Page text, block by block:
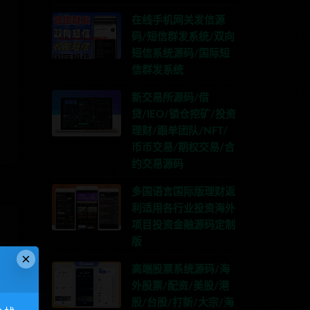
在线手机网关发信源
码/短信群发系统/双向
短信系统源码/国际短
信群发系统
新交易所源码/借
贷/IEO/锁仓挖矿/投资
理财/跟单团队/NFT/
币币交易/期权交易/合
约交易源码
多国语言国际版理财返
利适用各行业投资海外
项目投资金融源码定制
版
高端股票系统源码/海
外股票/配资/美股/港
股/台股/打新/大宗/海
×